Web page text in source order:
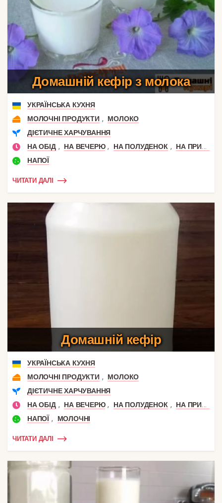
Домашній кефір з молока
УКРАЇНСЬКА КУХНЯ
МОЛОЧНІ ПРОДУКТИ ,
МОЛОКО
ДІЄТИЧНЕ ХАРЧУВАННЯ
НА ОБІД , НА ВЕЧЕРЮ , НА ПОЛУДЕНОК ,
НА ПРИРОДУ
НАПОЇ
ЧИТАТИ ДАЛІ
Домашній кефір
УКРАЇНСЬКА КУХНЯ
МОЛОЧНІ ПРОДУКТИ ,
МОЛОКО
ДІЄТИЧНЕ ХАРЧУВАННЯ
НА ОБІД , НА ВЕЧЕРЮ , НА ПОЛУДЕНОК ,
НА ПРИРОДУ
НАПОЇ , МОЛОЧНІ
ЧИТАТИ ДАЛІ